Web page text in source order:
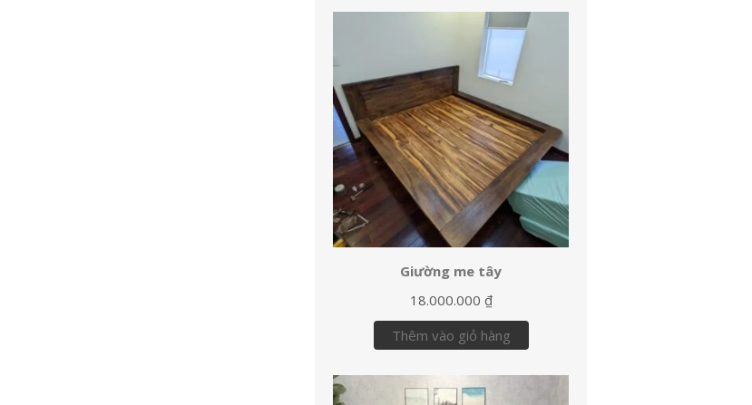
Giường me tây
18.000.000 ₫
Thêm vào giỏ hàng